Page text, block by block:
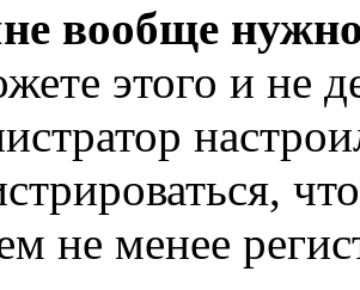
вообще
этого и не
не менее